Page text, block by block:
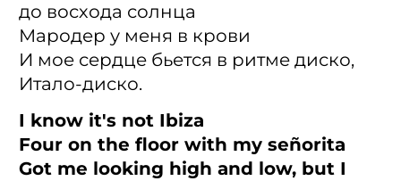
до восхода солнца
Мародер у меня в крови
И мое сердце бьется в ритме диско,
Итало-диско.
I know it's not Ibiza
Four on the floor with my señorita
Got me looking high and low, but I